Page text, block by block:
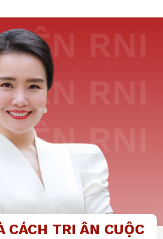
CÁCH TRI ÂN CUỘC